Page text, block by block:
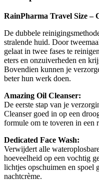
RainPharma Travel Size –
De dubbele
stralende huid. Door
gelaat in twee fases te
eters en onzuiverheden en
Bovendien kunnen je
beter hun werk doen.
Amazing Oil Cleanser:
De eerste stap van je
Cleanser goed in op een
formule om te toveren in een
Dedicated Face Wash:
Verwijdert alle
hoeveelheid op een vochtig
lichtjes opschuimen en spoel
nachtcrème.